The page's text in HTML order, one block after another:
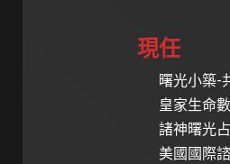
現任
曙光小築-
皇家生命
諸神曙光
美國國際